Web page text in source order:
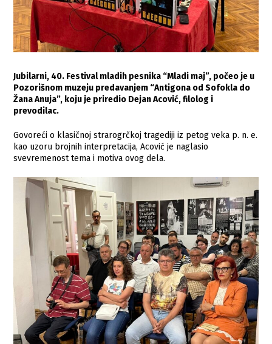
Jubilarni, 40. Festival mladih pesnika “Mladi maj”, počeo je u
Pozorišnom muzeju predavanjem “Antigona od Sofokla do
Žana Anuja”, koju je priredio Dejan Acović, filolog i
prevodilac.
Govoreći o klasičnoj strarogrčkoj tragediji iz petog veka p. n. e.
kao uzoru brojnih interpretacija, Acović je naglasio
svevremenost tema i motiva ovog dela.